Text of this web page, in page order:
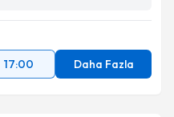
17:00 Daha Fazla